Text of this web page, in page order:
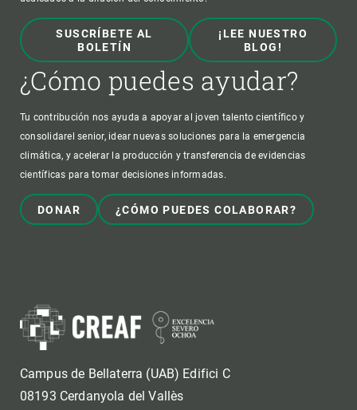
SUSCRÍBETE AL
BOLETÍN
¡LEE NUESTRO
BLOG!
¿Cómo puedes ayudar?
Tu contribución nos ayuda a apoyar al joven talento científico y
consolidarel senior, idear nuevas soluciones para la emergencia
climática, y acelerar la producción y transferencia de evidencias
científicas para tomar decisiones informadas.
DONAR ¿CÓMO PUEDES COLABORAR?
Campus de Bellaterra (UAB) Edifici C
08193 Cerdanyola del Vallès